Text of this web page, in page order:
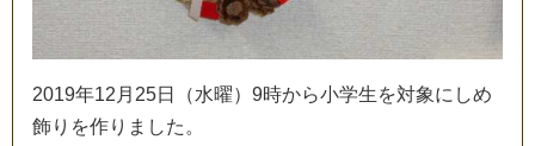
2019年12 月 25日 （水曜） 9時から小学生を対象に しめ
飾り を作り ま した 。